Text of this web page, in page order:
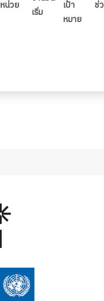
หน่วย
เริ่ม
เป้า
หมาย
ช่